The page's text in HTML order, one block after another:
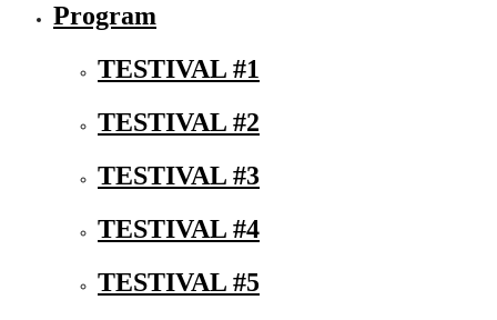
Program
TESTIVAL #1
TESTIVAL #2
TESTIVAL #3
TESTIVAL #4
TESTIVAL #5